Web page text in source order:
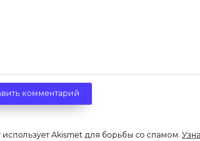
использует Akismet для борьбы со спамом.